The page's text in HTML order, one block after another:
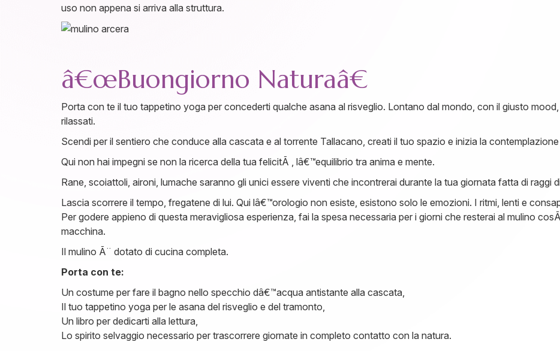
uso non appena si arriva alla struttura.
â€œBuongiorno Naturaâ€
Porta con te il tuo tappetino yoga per concederti qualche asana al risveglio. Lontano dal mondo, con il giusto
rilassati.
Scendi per il sentiero che conduce alla cascata e al torrente Tallacano, creati il tuo spazio e inizia la
Qui non hai impegni se non la ricerca della tua felicitÃ , lâ€™equilibrio tra anima e mente.
Rane, scoiattoli, aironi, lumache saranno gli unici essere viventi che incontrerai durante la tua giornata fatta di raggi
Lascia scorrere il tempo, fregatene di lui. Qui lâ€™orologio non esiste, esistono solo le emozioni. I ritmi, lenti e
Per godere appieno di questa meravigliosa esperienza, fai la spesa necessaria per i giorni che resterai al mulino
macchina.
Il mulino Ã¨ dotato di cucina completa.
Porta con te:
Un costume per fare il bagno nello specchio dâ€™acqua antistante alla cascata,
Il tuo tappetino yoga per le asana del risveglio e del tramonto,
Un libro per dedicarti alla lettura,
Lo spirito selvaggio necessario per trascorrere giornate in completo contatto con la natura.